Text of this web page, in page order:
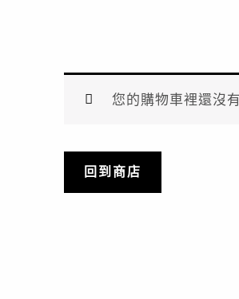
您的購物車裡還沒
回到商店